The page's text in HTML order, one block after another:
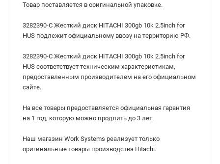
Товар поставляется в оригинальной упаковке.
3282390-C Жесткий диск HITACHI 300gb 10k 2.5inch for
HUS подлежит официальному ввозу на территорию РФ.
3282390-C Жесткий диск HITACHI 300gb 10k 2.5inch for
HUS cоответствует техническим характеристикам,
предоставленным производителем на его официальном
сайте.
На все товары предоставляется официальная гарантия
на 1 год, которую можно продлить до 3 лет.
Наш магазин Work Systems реализует только
оригинальные товары производства Hitachi.